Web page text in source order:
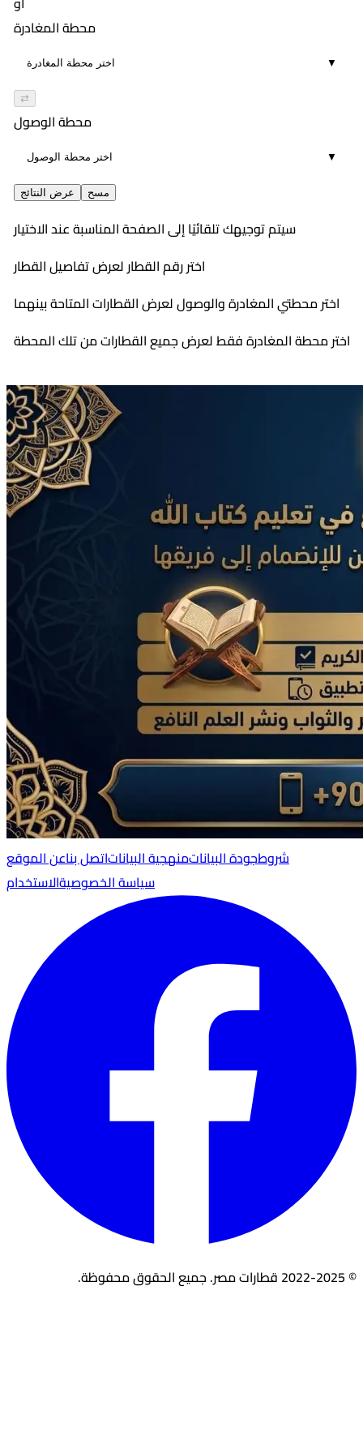
محطة المغادرة
▼
⇄
محطة الوصول
▼
عرض النتائج مسح
سيتم توجيهك تلقائيًا إلى الصفحة المناسبة عند الاختيار
اختر رقم القطار لعرض تفاصيل القطار
اختر محطتي المغادرة والوصول لعرض القطارات المتاحة بينهما
اختر محطة المغادرة فقط لعرض جميع القطارات من تلك المحطة
عن الموقعاتصل بنامنهجية البياناتجودة البياناتشروط
الاستخدامسياسة الخصوصية
© 2022-2025 قطارات مصر. جميع الحقوق محفوظة.